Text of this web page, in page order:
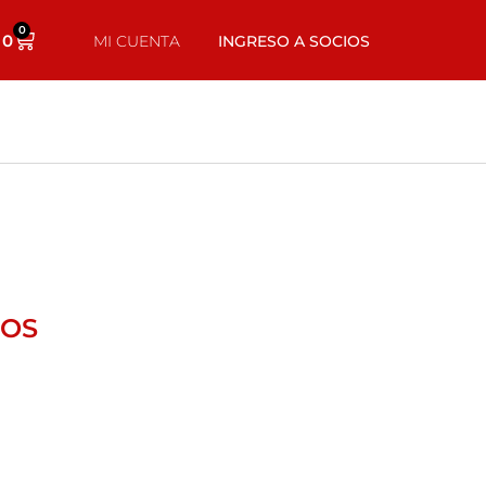
0
MI CUENTA INGRESO A SOCIOS